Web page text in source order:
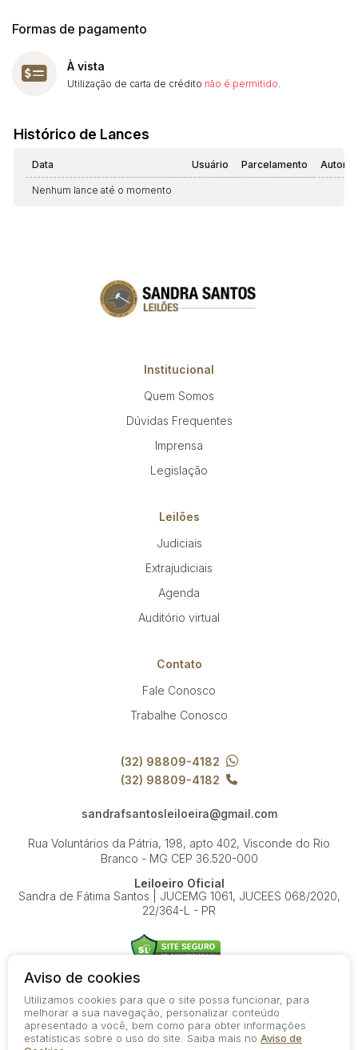
Formas de pagamento
À vista
Utilização de carta de crédito não é permitido
Histórico de Lances
Data Usuário Parcelamento
Nenhum lance até o momento
Institucional
Quem Somos
Dúvidas Frequentes
Imprensa
Legislação
Leilões
Judiciais
Extrajudiciais
Agenda
Auditório virtual
Contato
Fale Conosco
Trabalhe Conosco
(32) 98809-4182
(32) 98809-4182
sandrafsantosleiloeira@gmail.com
Rua Voluntários da Pátria, 198, apto 402, Visconde do Rio
Branco - MG CEP 36.520-000
Leiloeiro Oficial
Sandra de Fátima Santos | JUCEMG 1061, JUCEES 068/2020,
22/364-L - PR
© 2026-present - Todos os direitos reservados
Política de Privacidade
Aviso de cookies
Utilizamos cookies para que o site possa funcionar, para
melhorar a sua navegação, personalizar conteúdo
apresentado a você, bem como para obter informações
estatísticas sobre o uso do site. Saiba mais no Aviso de